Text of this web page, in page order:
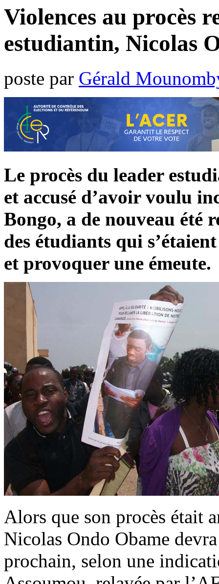
Violences au procès
estudiantin, Nicolas
poste par Gérald
Le procès du leader
et accusé d’avoir voulu
Bongo, a de nouveau été
des étudiants qui
et provoquer une émeute.
Alors que son procès était
Nicolas Ondo Obame
prochain, selon une